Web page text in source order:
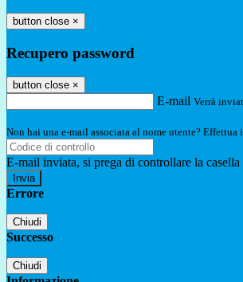
button close ×
Recupero password
button close ×
E-mail Verrà
Non hai una e-mail associata al nome utente? Effettua
E-mail inviata, si prega di controllare la
Errore
Chiudi
Successo
Chiudi